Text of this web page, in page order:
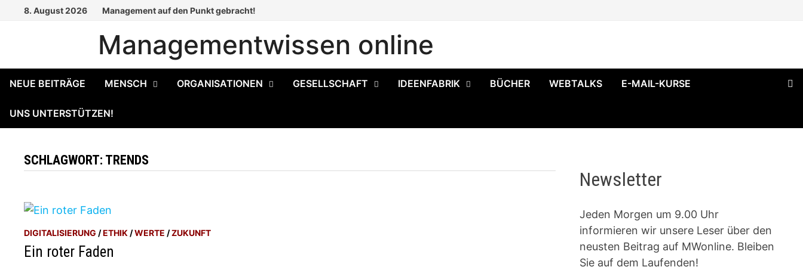
8. August 2026 Management auf den Punkt gebracht!
Managementwissen online
NEUE BEITRÄGE MENSCH ORGANISATIONEN GESELLSCHAFT IDEENFABRIK BÜCHER WEBTALKS E-MAIL-KURSE
UNS UNTERSTÜTZEN!
SCHLAGWORT: TRENDS
DIGITALISIERUNG /ETHIK /WERTE /ZUKUNFT
Ein roter Faden
Newsletter
Jeden Morgen um 9.00 Uhr
informieren wir unsere Leser über den
neusten Beitrag auf MWonline. Bleiben
Sie auf dem Laufenden!